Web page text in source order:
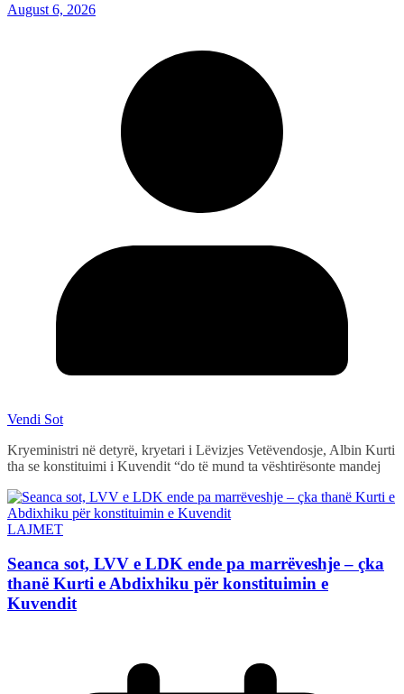
August 6, 2026
Vendi Sot
Kryeministri në detyrë, kryetari i Lëvizjes Vetëvendosje, Albin Kurti
tha se konstituimi i Kuvendit “do të mund ta vështirësonte mandej
LAJMET
Seanca sot, LVV e LDK ende pa marrëveshje – çka
thanë Kurti e Abdixhiku për konstituimin e
Kuvendit